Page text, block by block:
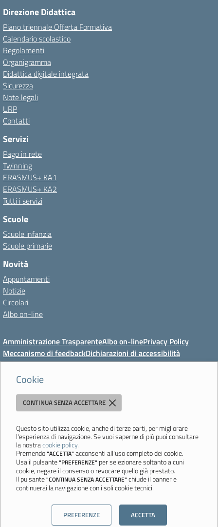
Cookie
CONTINUA SENZA ACCETTARE
Questo sito utilizza cookie, anche di terze parti, per migliorare
l'esperienza di navigazione. Se vuoi saperne di più puoi consultare
la nostracookie policy.
Premendo"ACCETTA" acconsenti all'uso completo dei cookie.
Usa il pulsante"PREFERENZE" per selezionare soltanto alcuni
cookie, negare il consenso o revocare quello già prestato.
Il pulsante"CONTINUA SENZA ACCETTARE" chiude il banner e
continuerai la navigazione con i soli cookie tecnici.
PREFERENZE ACCETTA
Direzione Didattica
Piano triennale Offerta Formativa
Calendario scolastico
Regolamenti
Organigramma
Didattica digitale integrata
Sicurezza
Note legali
URP
Contatti
Servizi
Pago in rete
Twinning
ERASMUS+ KA1
ERASMUS+ KA2
Tutti i servizi
Scuole
Scuole infanzia
Scuole primarie
Novità
Appuntamenti
Notizie
Circolari
Albo on-line
Amministrazione TrasparenteAlbo on-linePrivacy Policy
Meccanismo di feedbackDichiarazioni di accessibilità
Preferenze cookie
Direzione Didattica di Vignola
"Tutti diversamente uguali, tutti ugualmente diversi"
Viale Mazzini, 18 - 41058 Vignola (MO) - Tel. 059 771117 - Fax 059
771113 - Email:moee06000a@istruzione.it- PEC:
moee06000a@pec.istruzione.it
Ultimo aggiornamento: Mercoledì, 5 Agosto 2026 ore 08:44